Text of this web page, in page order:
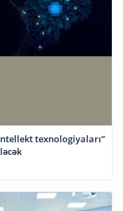
texnologiyaları”